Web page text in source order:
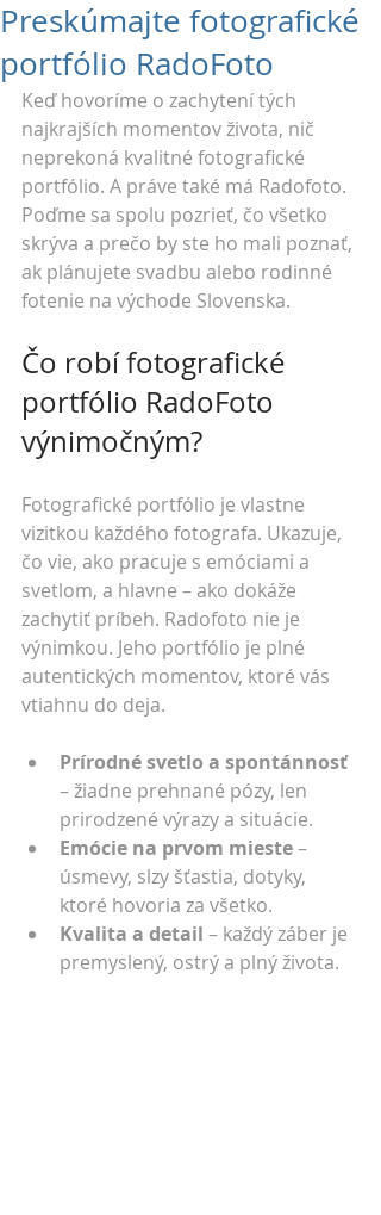
Preskúmajte fotografické
portfólio RadoFoto
Keď hovoríme o zachytení tých
najkrajších momentov života, nič
neprekoná kvalitné fotografické
portfólio. A práve také má Radofoto.
Poďme sa spolu pozrieť, čo všetko
skrýva a prečo by ste ho mali poznať,
ak plánujete svadbu alebo rodinné
fotenie na východe Slovenska.
Čo robí fotografické
portfólio RadoFoto
výnimočným?
Fotografické portfólio je vlastne
vizitkou každého fotografa. Ukazuje,
čo vie, ako pracuje s emóciami a
svetlom, a hlavne – ako dokáže
zachytiť príbeh. Radofoto nie je
výnimkou. Jeho portfólio je plné
autentických momentov, ktoré vás
vtiahnu do deja.
Prírodné svetlo a spontánnosť
– žiadne prehnané pózy, len
prirodzené výrazy a situácie.
Emócie na prvom mieste –
úsmevy, slzy šťastia, dotyky,
ktoré hovoria za všetko.
Kvalita a detail – každý záber je
premyslený, ostrý a plný života.